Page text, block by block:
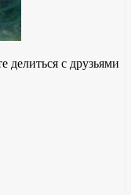
делиться с друзьями